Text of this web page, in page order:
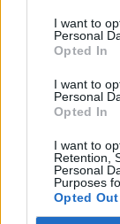
I want to
Personal
Opted In
I want to
Personal
Opted In
I want to
Retention,
Personal
Purposes
Opted Out
Luino